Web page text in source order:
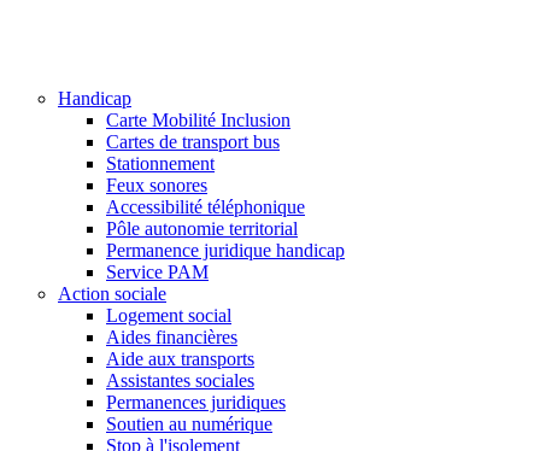
Handicap
Carte Mobilité Inclusion
Cartes de transport bus
Stationnement
Feux sonores
Accessibilité téléphonique
Pôle autonomie territorial
Permanence juridique handicap
Service PAM
Action sociale
Logement social
Aides financières
Aide aux transports
Assistantes sociales
Permanences juridiques
Soutien au numérique
Stop à l'isolement